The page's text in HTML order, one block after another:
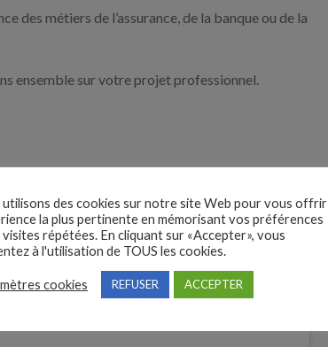
des métiers de l’assurance, de la banque ou de la
ensemble sur votre projet professionnel.
utilisons des cookies sur notre site Web pour vous offrir
la plus pertinente en mémorisant vos préférences
répétées. En cliquant sur «Accepter», vous
à l'utilisation de TOUS les cookies.
cookies REFUSER ACCEPTER